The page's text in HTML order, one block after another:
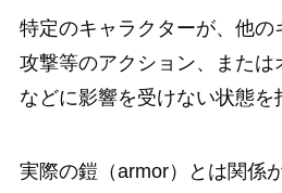
特定のキャラクターが、他の
攻撃等のアクション、または
などに影響を受けない状態を
実際の鎧（armor）とは関係